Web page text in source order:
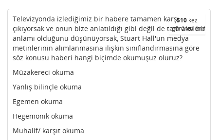
510 kez
görüntülendi
Televizyonda izlediğimiz bir habere tamamen karşı
çıkıyorsak ve onun bize anlatıldığı gibi değil de tam aksi bir
anlamı olduğunu düşünüyorsak, Stuart Hall'un medya
metinlerinin alımlanmasına ilişkin sınıflandırmasına göre
söz konusu haberi hangi biçimde okumuşuz oluruz?
Müzakereci okuma
Yanlış bilinçle okuma
Egemen okuma
Hegemonik okuma
Muhalif/ karşıt okuma